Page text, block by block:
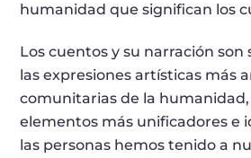
humanidad que significan los
Los cuentos y su narración son
las expresiones artísticas más
comunitarias de la humanidad,
elementos más unificadores e
las personas hemos tenido a